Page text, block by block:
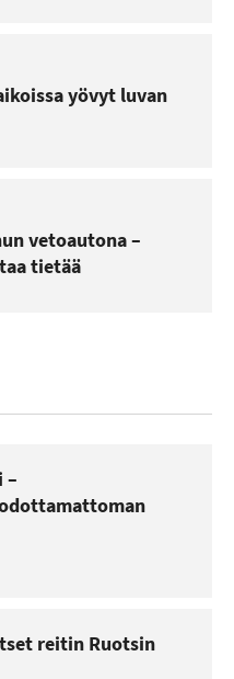
yövyt luvan
vetoautona –
tietää
–
reitin Ruotsin